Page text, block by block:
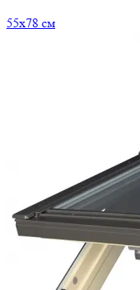
55x78 см